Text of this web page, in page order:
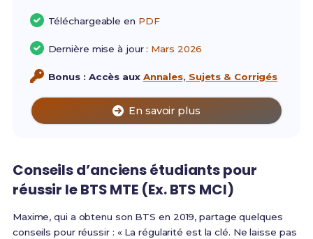
Téléchargeable en PDF
Dernière mise à jour : Mars 2026
Bonus : Accès aux Annales, Sujets & Corrigés
En savoir plus
Conseils d’anciens étudiants pour
réussir le BTS MTE (Ex. BTS MCI)
Maxime, qui a obtenu son BTS en 2019, partage quelques
conseils pour réussir : « La régularité est la clé. Ne laisse pas